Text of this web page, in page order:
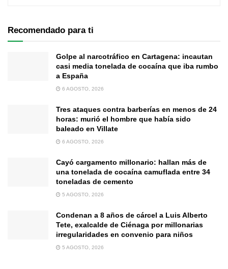
Recomendado para ti
Golpe al narcotráfico en Cartagena: incautan
casi media tonelada de cocaína que iba rumbo
a España
6 AGOSTO, 2026
Tres ataques contra barberías en menos de 24
horas: murió el hombre que había sido
baleado en Villate
6 AGOSTO, 2026
Cayó cargamento millonario: hallan más de
una tonelada de cocaína camuflada entre 34
toneladas de cemento
5 AGOSTO, 2026
Condenan a 8 años de cárcel a Luis Alberto
Tete, exalcalde de Ciénaga por millonarias
irregularidades en convenio para niños
5 AGOSTO, 2026